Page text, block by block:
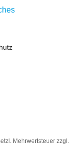
Mehrwertsteuer zzgl.